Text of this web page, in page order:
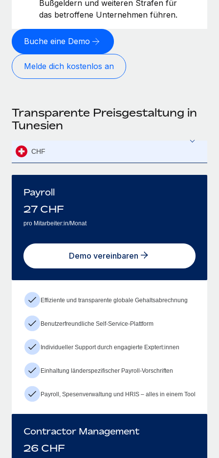
Bußgeldern und weiteren Strafen für
das betroffene Unternehmen führen.
Buche eine Demo
Melde dich kostenlos an
Transparente Preisgestaltung in
Tunesien
CHF
Payroll
27 CHF
pro Mitarbeiter:in/Monat
Demo vereinbaren
Effiziente und transparente globale Gehaltsabrechnung
Benutzerfreundliche Self-Service-Plattform
Individueller Support durch engagierte Exptert:innen
Einhaltung länderspezifischer Payroll-Vorschriften
Payroll, Spesenverwaltung und HRIS – alles in einem Tool
Contractor Management
26 CHF